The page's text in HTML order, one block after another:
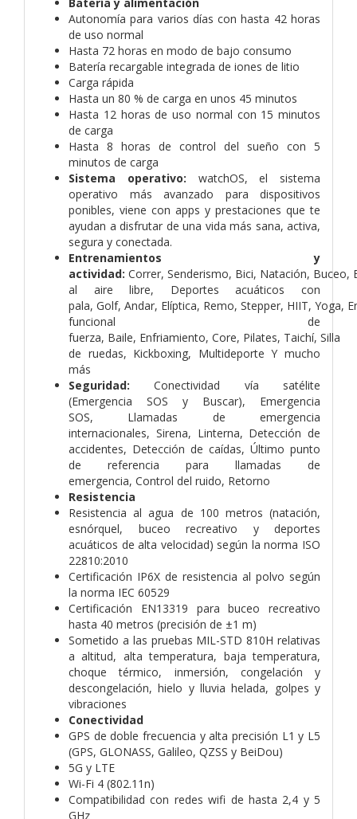
Autonomía para varios días con hasta 42 horas
de uso normal
Hasta 72 horas en modo de bajo consumo
Batería recargable integrada de iones de litio
Carga rápida
Hasta un 80 % de carga en unos 45 minutos
Hasta 12 horas de uso normal con 15 minutos
de carga
Hasta 8 horas de control del sueño con 5
minutos de carga
Sistema operativo: watchOS, el sistema
operativo más avanzado para dispositivos
ponibles, viene con apps y prestaciones que te
ayudan a disfrutar de una vida más sana, activa,
segura y conectada.
Entrenamientos y
actividad: Correr, Senderismo, Bici, Natación, Buceo,
al aire libre, Deportes acuáticos con
pala, Golf, Andar, Elíptica, Remo, Stepper, HIIT, Yoga,
funcional de
fuerza, Baile, Enfriamiento, Core, Pilates, Taichí, Silla
de ruedas, Kickboxing, MultideporteY mucho
más
Seguridad:Conectividad vía satélite
(Emergencia SOS y Buscar), Emergencia
SOS, Llamadas de emergencia
internacionales, Sirena, Linterna, Detección de
accidentes, Detección de caídas, Último punto
de referencia para llamadas de
emergencia, Control del ruido, Retorno
Resistencia
Resistencia al agua de 100 metros (natación,
esnórquel, buceo recreativo y deportes
acuáticos de alta velocidad) según la norma ISO
22810:2010
Certificación IP6X de resistencia al polvo según
la norma IEC 60529
Certificación EN13319 para buceo recreativo
hasta 40 metros (precisión de ±1 m)
Sometido a las pruebas MIL-STD 810H relativas
a altitud, alta temperatura, baja temperatura,
choque térmico, inmersión, congelación y
descongelación, hielo y lluvia helada, golpes y
vibraciones
Conectividad
GPS de doble frecuencia y alta precisión L1 y L5
(GPS, GLONASS, Galileo, QZSS y BeiDou)
5G y LTE
Wi-Fi 4 (802.11n)
Compati­bilidad con redes wifi de hasta 2,4 y 5
GHz